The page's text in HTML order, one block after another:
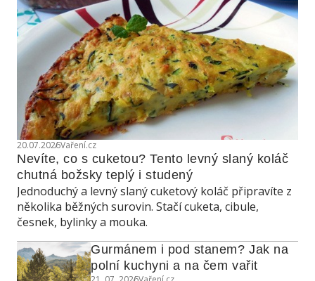
20.07.2026Vaření.cz
Nevíte, co s cuketou? Tento levný slaný koláč
chutná božsky teplý i studený
Jednoduchý a levný slaný cuketový koláč připravíte z
několika běžných surovin. Stačí cuketa, cibule,
česnek, bylinky a mouka.
Gurmánem i pod stanem? Jak na
polní kuchyni a na čem vařit